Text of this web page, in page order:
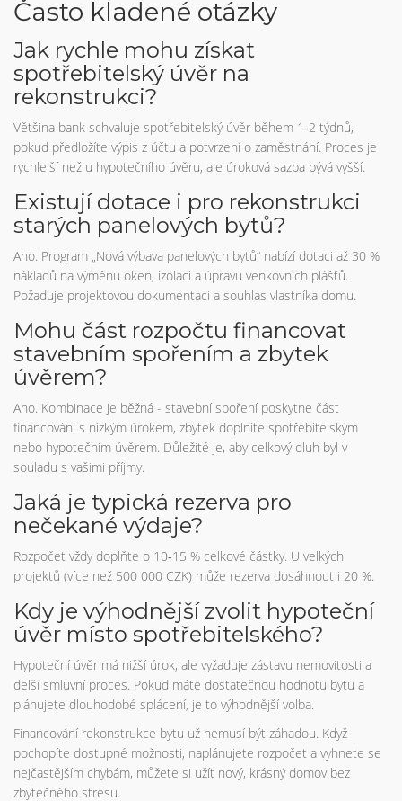
Často kladené otázky
Jak rychle mohu získat
spotřebitelský úvěr na
rekonstrukci?
Většina bank schvaluje spotřebitelský úvěr během 1‑2 týdnů,
pokud předložíte výpis z účtu a potvrzení o zaměstnání. Proces je
rychlejší než u hypotečního úvěru, ale úroková sazba bývá vyšší.
Existují dotace i pro rekonstrukci
starých panelových bytů?
Ano. Program „Nová výbava panelových bytů“ nabízí dotaci až 30 %
nákladů na výměnu oken, izolaci a úpravu venkovních plášťů.
Požaduje projektovou dokumentaci a souhlas vlastníka domu.
Mohu část rozpočtu financovat
stavebním spořením a zbytek
úvěrem?
Ano. Kombinace je běžná - stavební spoření poskytne část
financování s nízkým úrokem, zbytek doplníte spotřebitelským
nebo hypotečním úvěrem. Důležité je, aby celkový dluh byl v
souladu s vašimi příjmy.
Jaká je typická rezerva pro
nečekané výdaje?
Rozpočet vždy doplňte o 10‑15 % celkové částky. U velkých
projektů (více než 500 000 CZK) může rezerva dosáhnout i 20 %.
Kdy je výhodnější zvolit hypoteční
úvěr místo spotřebitelského?
Hypoteční úvěr má nižší úrok, ale vyžaduje zástavu nemovitosti a
delší smluvní proces. Pokud máte dostatečnou hodnotu bytu a
plánujete dlouhodobé splácení, je to výhodnější volba.
Financování rekonstrukce bytu už nemusí být záhadou. Když
pochopíte dostupné možnosti, naplánujete rozpočet a vyhnete se
nejčastějším chybám, můžete si užít nový, krásný domov bez
zbytečného stresu.